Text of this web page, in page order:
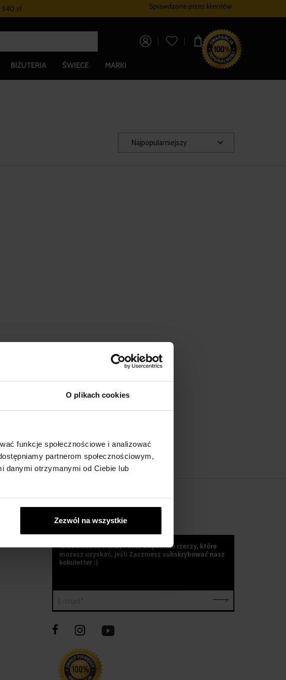
O plikach cookies
funkcje społecznościowe i analizować
partnerom społecznościowym,
danymi otrzymanymi od Ciebie lub
Zezwól na wszystkie
zł Program lojalnościowy Bezpłatna
Sprawdzone przez klientów
0,00 zł
BIŻUTERIA ŚWIECE MARKI
Najpopularniejszy
KOKULETTER
Wiadomości, trendy i inne wspaniałe rzeczy, które
możesz uzyskać, jeśli Zaczniesz subskrybować nasz
kokuletter :)